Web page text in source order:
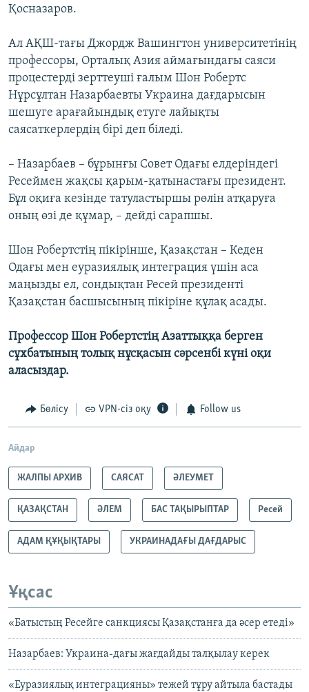
Қосназаров.
Ал АҚШ-тағы Джордж Вашингтон университетінің
профессоры, Орталық Азия аймағындағы саяси
процестерді зерттеуші ғалым Шон Робертс
Нұрсұлтан Назарбаевты Украина дағдарысын
шешуге арағайындық етуге лайықты
саясаткерлердің бірі деп біледі.
– Назарбаев – бұрынғы Совет Одағы елдеріндегі
Ресеймен жақсы қарым-қатынастағы президент.
Бұл оқиға кезінде татуластыршы рөлін атқаруға
оның өзі де құмар, – дейді сарапшы.
Шон Робертстің пікірінше, Қазақстан – Кеден
Одағы мен еуразиялық интеграция үшін аса
маңызды ел, сондықтан Ресей президенті
Қазақстан басшысының пікіріне құлақ асады.
Профессор Шон Робертстің Азаттыққа берген
сұхбатының толық нұсқасын сәрсенбі күні оқи
аласыздар.
Бөлісу VPN-сіз оқу Follow us
Айдар
ЖАЛПЫ АРХИВ САЯСАТ ӘЛЕУМЕТ
ҚАЗАҚСТАН ӘЛЕМ БАС ТАҚЫРЫПТАР Ресей
АДАМ ҚҰҚЫҚТАРЫ УКРАИНАДАҒЫ ДАҒДАРЫС
Ұқсас
«Батыстың Ресейге санкциясы Қазақстанға да әсер етеді»
Назарбаев: Украина-дағы жағдайды талқылау керек
«Еуразиялық интеграцияны» тежей тұру айтыла бастады